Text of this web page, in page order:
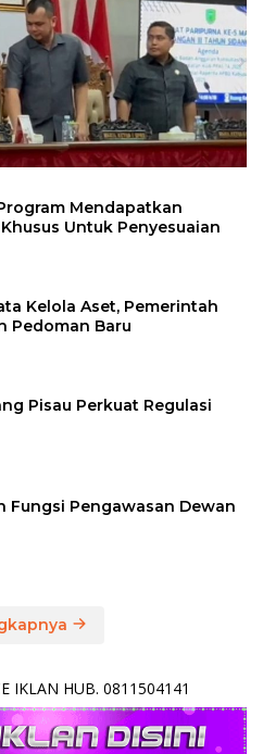
Mendapatkan
Untuk Penyesuaian
Kelola Aset, Pemerintah
Pedoman Baru
Pisau Perkuat Regulasi
Fungsi Pengawasan Dewan
IKLAN HUB. 0811504141